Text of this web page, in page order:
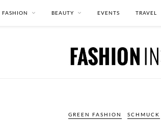
FASHION BEAUTY EVENTS TRAVEL
GREEN FASHION SCHMUCK